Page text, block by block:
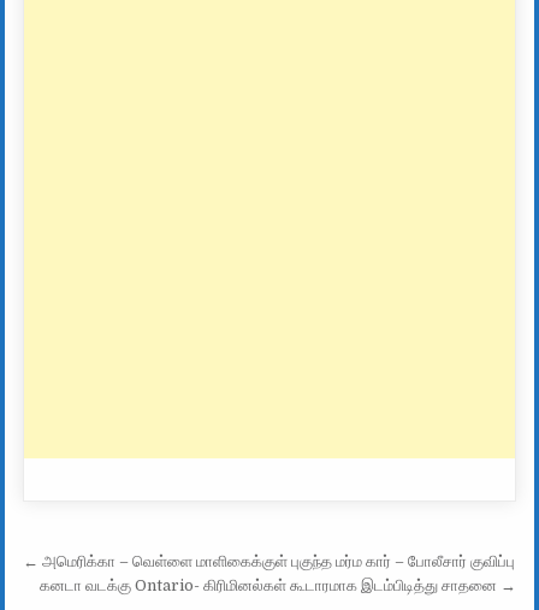
Post navigation
← அமெரிக்கா – வெள்ளை மாளிகைக்குள் புகுந்த மர்ம கார் – போலீசார் குவிப்பு
கனடா வடக்கு Ontario- கிரிமினல்கள் கூடாரமாக இடம்பிடித்து சாதனை →